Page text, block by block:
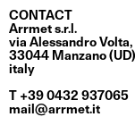
CONTACT
Arrmet s.r.l.
via Alessandro Volta,
33044 Manzano (UD)
italy
T +39 0432 937065
mail@arrmet.it